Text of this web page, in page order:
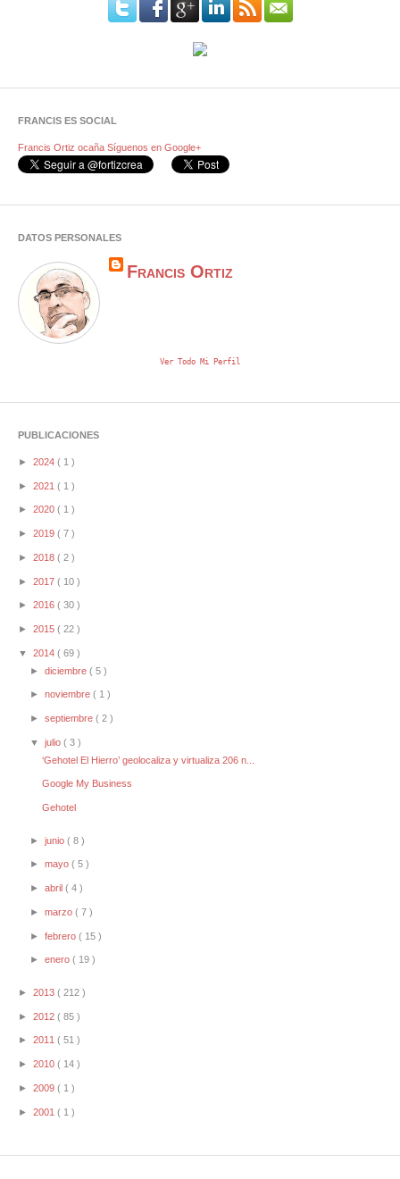
FRANCIS ES SOCIAL
Francis Ortiz ocaña Síguenos en Google+
DATOS PERSONALES
Francis Ortiz
Ver Todo Mi Perfil
PUBLICACIONES
► 2024 ( 1 )
► 2021 ( 1 )
► 2020 ( 1 )
► 2019 ( 7 )
► 2018 ( 2 )
► 2017 ( 10 )
► 2016 ( 30 )
► 2015 ( 22 )
▼ 2014 ( 69 )
►diciembre( 5 )
►noviembre( 1 )
►septiembre( 2 )
▼julio( 3 )
‘Gehotel El Hierro’ geolocaliza y virtualiza 206 n...
Google My Business
Gehotel
►junio( 8 )
►mayo( 5 )
►abril( 4 )
►marzo( 7 )
►febrero( 15 )
►enero( 19 )
► 2013 ( 212 )
► 2012 ( 85 )
► 2011 ( 51 )
► 2010 ( 14 )
► 2009 ( 1 )
► 2001 ( 1 )